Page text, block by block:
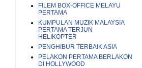
FILEM BOX-OFFICE MELAYU
PERTAMA
KUMPULAN MUZIK MALAYSIA
PERTAMA TERJUN
HELIKOPTER
PENGHIBUR TERBAIK ASIA
PELAKON PERTAMA BERLAKON
DI HOLLYWOOD